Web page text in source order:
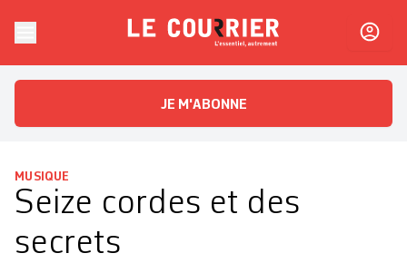
Le CourrierL'essentiel, autrement
JE M'ABONNE
MUSIQUE
Seize cordes et des
secrets